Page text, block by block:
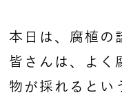
本日は、腐植の
皆さんは、よく
物が採れるとい